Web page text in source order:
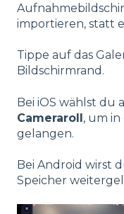
importieren, statt
Tippe auf das
Bildschirmrand.
Bei iOS wählst du
Cameraroll, um
gelangen.
Bei Android wirst
Speicher